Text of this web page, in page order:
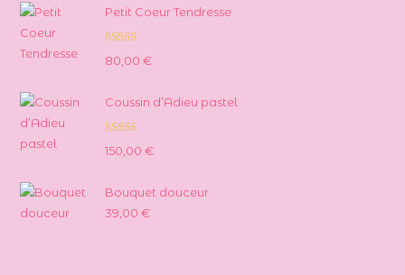
Petit Coeur Tendresse
Note 5.00
80,00€
Coussin d’Adieu pastel
Note5.00
150,00€
Bouquet douceur
39,00€